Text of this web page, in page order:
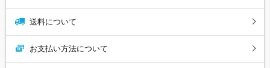
送料について
お支払い方法について